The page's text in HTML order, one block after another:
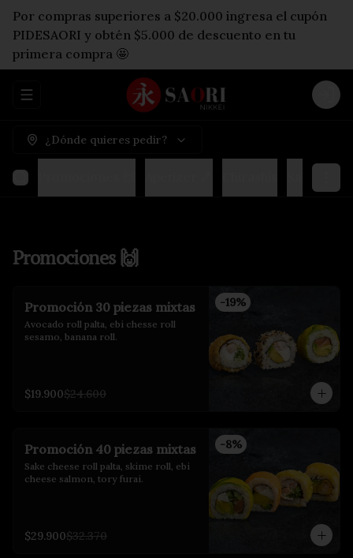
Por compras superiores a $20.000 ingresa el cupón
PIDESAORI y obtén $5.000 de descuento en tu
primera compra 🤩
Abrir menu de navegación
¿Dónde quieres pedir?
Promociones 🙌
-19%
Promoción 30 piezas mixtas
Avocado roll palta, ebi chesse roll
sesamo, banana roll.
$19.900$24.600
-8%
Promoción 40 piezas mixtas
Sake cheese roll palta, skime roll, ebi
cheese salmon, tory furai.
$29.900$32.370